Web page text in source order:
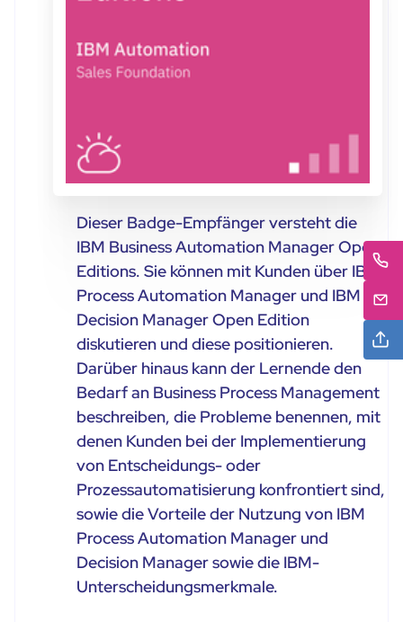
Dieser Badge-Empfänger versteht die
IBM Business Automation Manager Open
Editions. Sie können mit Kunden über IBM
Process Automation Manager und IBM
Decision Manager Open Edition
diskutieren und diese positionieren.
Darüber hinaus kann der Lernende den
Bedarf an Business Process Management
beschreiben, die Probleme benennen, mit
denen Kunden bei der Implementierung
von Entscheidungs- oder
Prozessautomatisierung konfrontiert sind,
sowie die Vorteile der Nutzung von IBM
Process Automation Manager und
Decision Manager sowie die IBM-
Unterscheidungsmerkmale.